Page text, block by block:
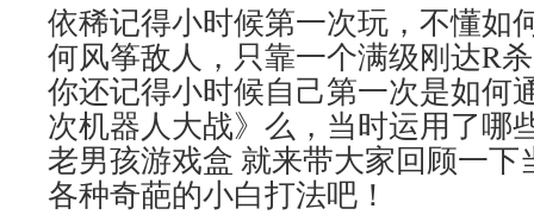
依稀记得小时候第一次玩，不懂如
何风筝敌人，只靠一个满级刚达R
你还记得小时候自己第一次是如何
次机器人大战》么，当时运用了哪
老男孩游戏盒 就来带大家回顾一下
各种奇葩的小白打法吧！